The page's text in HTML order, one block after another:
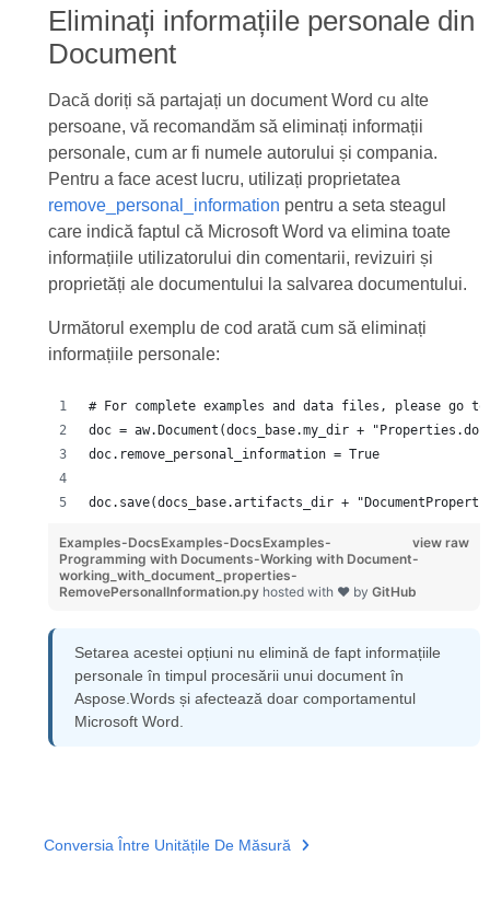
Eliminați informațiile personale din
Document
Dacă doriți să partajați un document Word cu alte
persoane, vă recomandăm să eliminați informații
personale, cum ar fi numele autorului și compania.
Pentru a face acest lucru, utilizați proprietatea
remove_personal_information pentru a seta steagul
care indică faptul că Microsoft Word va elimina toate
informațiile utilizatorului din comentarii, revizuiri și
proprietăți ale documentului la salvarea documentului.
Următorul exemplu de cod arată cum să eliminați
informațiile personale:
# For complete examples and data files, please go to
doc = aw.Document(docs_base.my_dir +
doc.remove_personal_information = True
doc.save(docs_base.artifacts_dir +
view raw
Examples-DocsExamples-DocsExamples-
Programming with Documents-Working with Document-
working_with_document_properties-
RemovePersonalInformation.py hosted with ❤ by GitHub
Setarea acestei opțiuni nu elimină de fapt informațiile
personale în timpul procesării unui document în
Aspose.Words și afectează doar comportamentul
Microsoft Word.
Conversia Între Unitățile De Măsură